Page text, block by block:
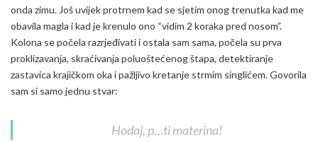
onda zimu. Još uvijek protrnem kad se sjetim onog trenutka kad me
obavila magla i kad je krenulo ono “vidim 2 koraka pred nosom”.
Kolona se počela razrjeđivati i ostala sam sama, počela su prva
proklizavanja, skraćivanja poluoštećenog štapa, detektiranje
zastavica krajičkom oka i pažljivo kretanje strmim singlićem. Govorila
sam si samo jednu stvar:
Hodaj, p…ti materina!